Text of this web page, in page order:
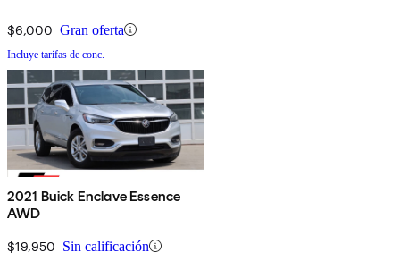
$6,000 Gran oferta
Incluye tarifas de conc.
2021 Buick Enclave Essence
AWD
$19,950 Sin calificación